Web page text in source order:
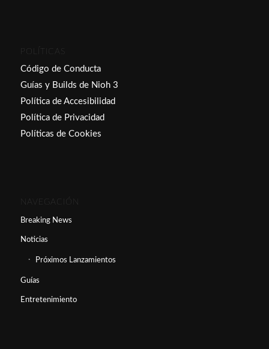
POLÍTICAS
Código de Conducta
Guías y Builds de Nioh 3
Política de Accesibilidad
Política de Privacidad
Políticas de Cookies
NAVEGACIÓN
Breaking News
Noticias
Próximos Lanzamientos
Guías
Entretenimiento